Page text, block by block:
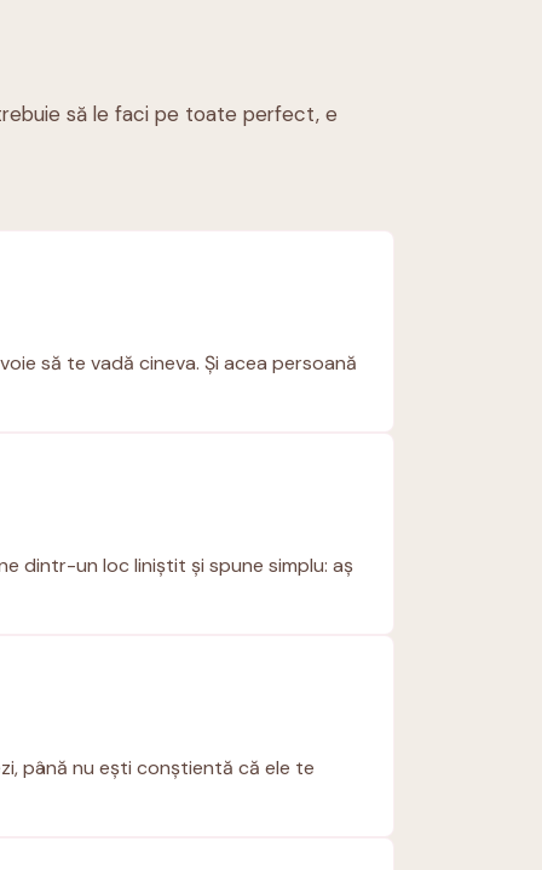
să le faci pe toate perfect, e
să te vadă cineva. Și acea persoană
dintr-un loc liniștit și spune simplu: aș
până nu ești conștientă că ele te